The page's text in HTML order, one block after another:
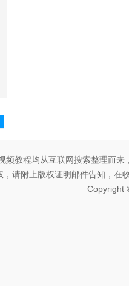
频教程均从互联网搜索整理而
，请附上版权证明邮件告知，在
Copyright